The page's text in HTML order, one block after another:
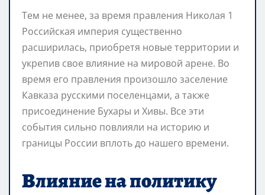
Тем не менее, за время правления Николая 1
Российская империя существенно
расширилась, приобретя новые территории и
укрепив свое влияние на мировой арене. Во
время его правления произошло заселение
Кавказа русскими поселенцами, а также
присоединение Бухары и Хивы. Все эти
события сильно повлияли на историю и
границы России вплоть до нашего времени.
Влияние на политику